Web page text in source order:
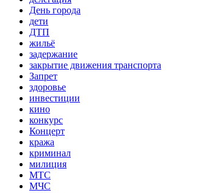
День города
дети
ДТП
жильё
задержание
закрытие движения транспорта
Запрет
здоровье
инвестиции
кино
конкурс
Концерт
кража
криминал
милиция
МТС
МЧС